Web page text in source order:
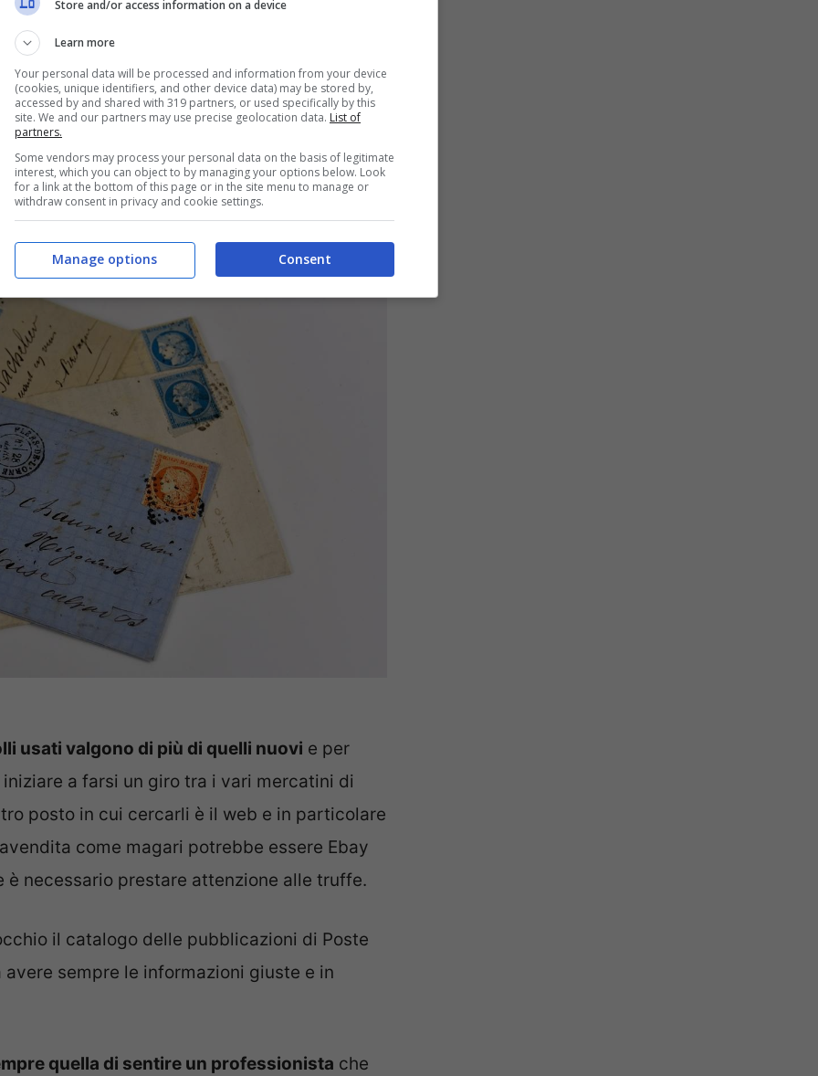
con i francobolli?
francobolli possono avere un valore
è che in alcuni casi è anche possibile
vuole venderli o comunque non tenerli
usati valgono di più di quelli nuovi e per
a farsi un giro tra i vari mercatini di
posto in cui cercarli è il web e in particolare
come magari potrebbe essere Ebay
necessario prestare attenzione alle truffe.
il catalogo delle pubblicazioni di Poste
sempre le informazioni giuste e in
quella di sentire un professionista che
Store and/or access information on a device
Learn more
Your personal data will be processed and information from your device
(cookies, unique identifiers, and other device data) may be stored by,
accessed by and shared with 319 partners, or used specifically by this
site. We and our partners may use precise geolocation data. List of
partners.
Some vendors may process your personal data on the basis of legitimate
interest, which you can object to by managing your options below. Look
for a link at the bottom of this page or in the site menu to manage or
withdraw consent in privacy and cookie settings.
Consent
Manage options